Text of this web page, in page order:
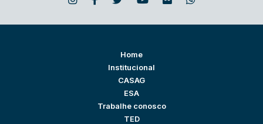
Home
Institucional
CASAG
ESA
Trabalhe conosco
TED